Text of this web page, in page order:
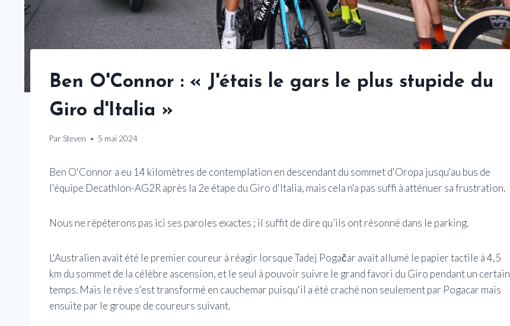
Ben O'Connor : « J'étais le gars le plus stupide du
Giro d'Italia »
Par Steven 5 mai 2024
Ben O'Connor a eu 14 kilomètres de contemplation en descendant du sommet d'Oropa jusqu'au bus de
l'équipe Decathlon-AG2R après la 2e étape du Giro d'Italia, mais cela n'a pas suffi à atténuer sa frustration.
Nous ne répéterons pas ici ses paroles exactes ; il suffit de dire qu’ils ont résonné dans le parking.
L'Australien avait été le premier coureur à réagir lorsque Tadej Pogačar avait allumé le papier tactile à 4,5
km du sommet de la célèbre ascension, et le seul à pouvoir suivre le grand favori du Giro pendant un certain
temps. Mais le rêve s'est transformé en cauchemar puisqu'il a été craché non seulement par Pogacar mais
ensuite par le groupe de coureurs suivant.